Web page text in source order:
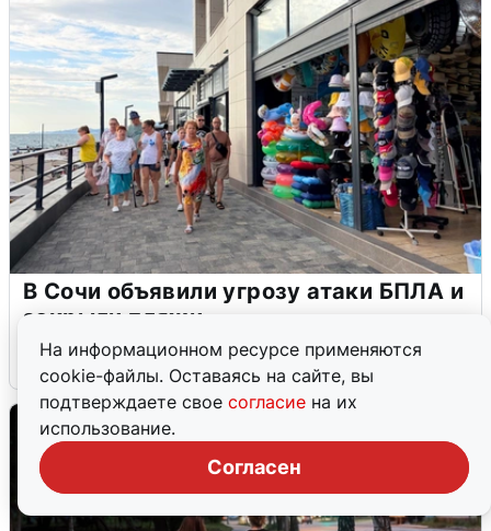
На информационном ресурсе применяются
cookie-файлы. Оставаясь на сайте, вы
подтверждаете свое согласие на их
использование.
Согласен
В Сочи объявили угрозу атаки БПЛА и
закрыли пляжи
6 августа 0